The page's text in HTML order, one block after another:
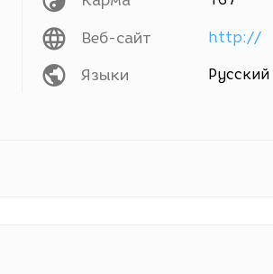
Веб-сайт http://
Языки Русский